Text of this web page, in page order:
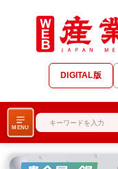
DIGITAL版
MENU